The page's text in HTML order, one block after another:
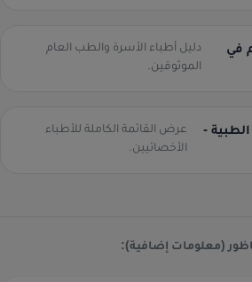
في
دليل أطباء الأسرة والطب العام
الموثوقين.
-
عرض القائمة الكاملة للأطباء
الأخصائيين.
(معلومات إضافية):